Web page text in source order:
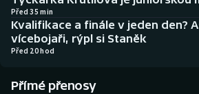
Boby a skeleton
Box
Curling
AZ kvíz
Před 35 min
Kvalifikace a finále v jeden den?
vícebojaři, rýpl si Staněk
Před 20 hod
Přímé přenosy